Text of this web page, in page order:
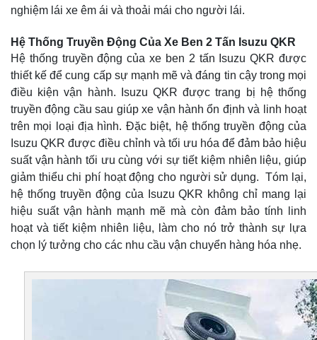
nghiệm lái xe êm ái và thoải mái cho người lái.
Hệ Thống Truyền Động Của Xe Ben 2 Tấn Isuzu QKR
Hệ thống truyền động của xe ben 2 tấn Isuzu QKR được
thiết kế để cung cấp sự mạnh mẽ và đáng tin cậy trong mọi
điều kiện vận hành. Isuzu QKR được trang bị hệ thống
truyền động cầu sau giúp xe vận hành ổn định và linh hoạt
trên mọi loại địa hình. Đặc biệt, hệ thống truyền động của
Isuzu QKR được điều chỉnh và tối ưu hóa để đảm bảo hiệu
suất vận hành tối ưu cùng với sự tiết kiệm nhiên liệu, giúp
giảm thiểu chi phí hoạt động cho người sử dụng. Tóm lại,
hệ thống truyền động của Isuzu QKR không chỉ mang lại
hiệu suất vận hành mạnh mẽ mà còn đảm bảo tính linh
hoạt và tiết kiệm nhiên liệu, làm cho nó trở thành sự lựa
chọn lý tưởng cho các nhu cầu vận chuyển hàng hóa nhẹ.